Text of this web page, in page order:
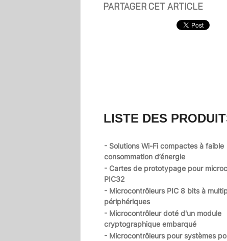
PARTAGER CET ARTICLE
LISTE DES
- Solutions Wi-Fi compactes à faible
consommation d’énergie
- Cartes de prototypage pour
PIC32
- Microcontrôleurs PIC 8 bits à
périphériques
- Microcontrôleur doté d'un module
cryptographique embarqué
- Microcontrôleurs pour systèmes